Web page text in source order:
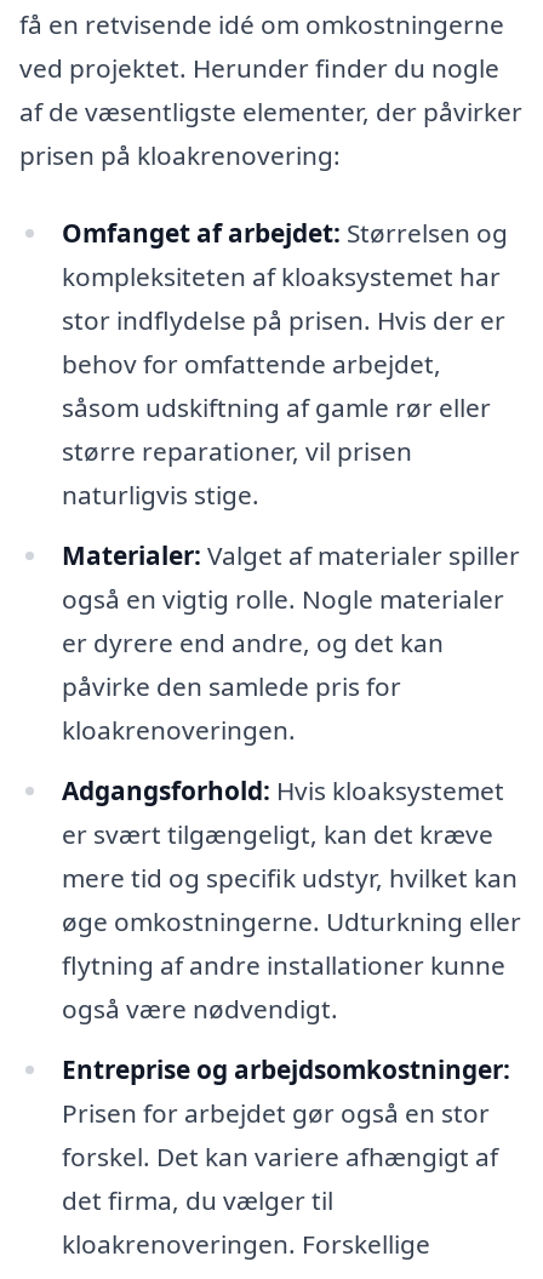
få en retvisende idé om omkostningerne
ved projektet. Herunder finder du nogle
af de væsentligste elementer, der påvirker
prisen på kloakrenovering:
Omfanget af arbejdet: Størrelsen og
kompleksiteten af kloaksystemet har
stor indflydelse på prisen. Hvis der er
behov for omfattende arbejdet,
såsom udskiftning af gamle rør eller
større reparationer, vil prisen
naturligvis stige.
Materialer: Valget af materialer spiller
også en vigtig rolle. Nogle materialer
er dyrere end andre, og det kan
påvirke den samlede pris for
kloakrenoveringen.
Adgangsforhold: Hvis kloaksystemet
er svært tilgængeligt, kan det kræve
mere tid og specifik udstyr, hvilket kan
øge omkostningerne. Udturkning eller
flytning af andre installationer kunne
også være nødvendigt.
Entreprise og arbejdsomkostninger:
Prisen for arbejdet gør også en stor
forskel. Det kan variere afhængigt af
det firma, du vælger til
kloakrenoveringen. Forskellige